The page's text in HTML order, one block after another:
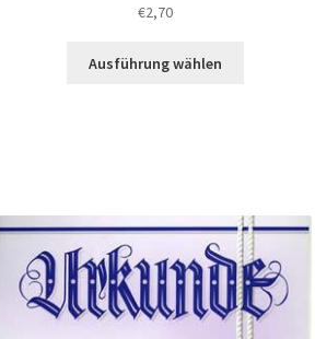
5.00von 5
€2,70
Ausführung wählen
Optionen
können
auf
der